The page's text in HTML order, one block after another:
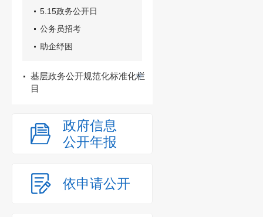
5.15政务公开日
公务员招考
助企纾困
基层政务公开规范化标准化栏
目
政府信息
公开年报
依申请公开